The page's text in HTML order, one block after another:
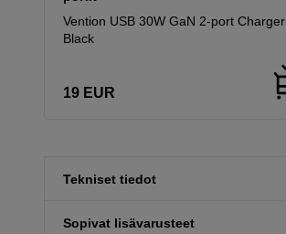
Vention USB 30W GaN 2-port Charger
Black
19 EUR
Tekniset tiedot
Sopivat lisävarusteet